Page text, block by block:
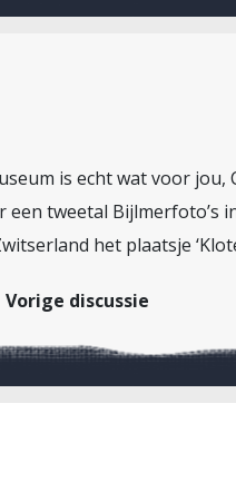
is echt wat voor jou,
tweetal Bijlmerfoto’s
het plaatsje
Vorige discussie